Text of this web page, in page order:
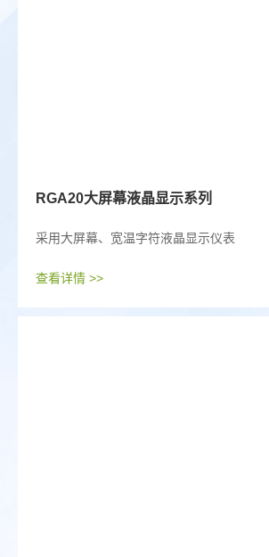
RGA20大屏幕液晶显示系列
采用大屏幕、宽温字符液晶显示仪表
查看详情 >>